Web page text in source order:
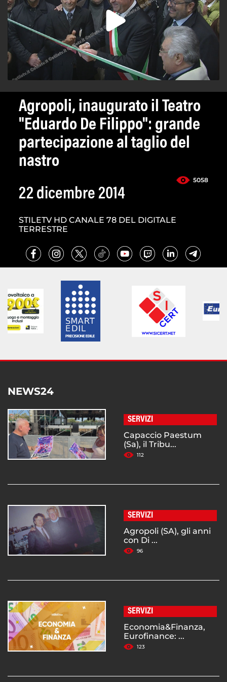
Agropoli, inaugurato il Teatro
"Eduardo De Filippo": grande
partecipazione al taglio del
nastro
5058
22 dicembre 2014
STILETV HD CANALE 78 DEL DIGITALE
TERRESTRE
NEWS24
SERVIZI
Capaccio Paestum
(Sa), il Tribu...
112
SERVIZI
Agropoli (SA), gli anni
con Di ...
96
SERVIZI
Economia&Finanza,
Eurofinance: ...
123